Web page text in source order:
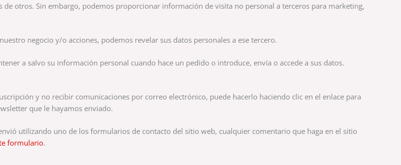
otros. Sin embargo, podemos proporcionar información de visita no personal a terceros para marketing,
negocio y/o acciones, podemos revelar sus datos personales a ese tercero.
a salvo su información personal cuando hace un pedido o introduce, envía o accede a sus datos.
y no recibir comunicaciones por correo electrónico, puede hacerlo haciendo clic en el enlace para
que le hayamos enviado.
utilizando uno de los formularios de contacto del sitio web, cualquier comentario que haga en el sitio
formulario.